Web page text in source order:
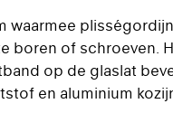
waarmee
boren of schroeven.
op de glaslat
en aluminium